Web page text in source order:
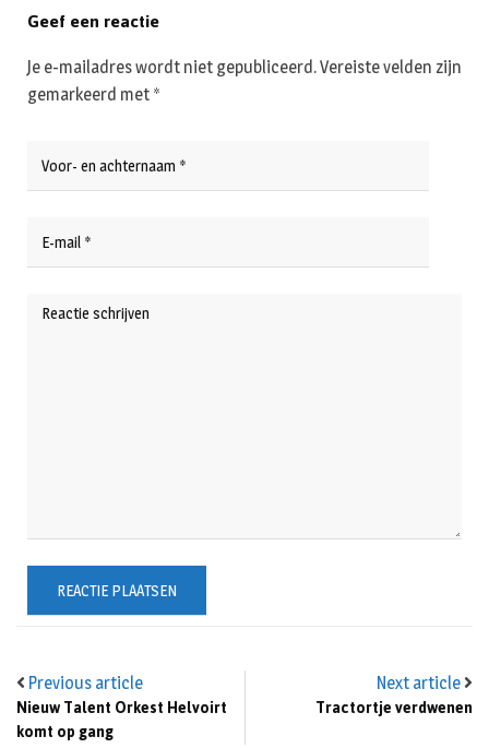
Previous article
Nieuw Talent Orkest Helvoirt
komt op gang
Next article
Tractortje verdwenen
Geef een reactie
Je e-mailadres wordt niet gepubliceerd.Vereiste velden zijn
gemarkeerd met *